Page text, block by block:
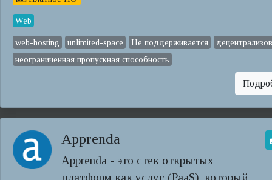
Web
web-hosting unlimited-space Не поддерживается
неограниченная пропускная способность
Apprenda
Apprenda - это стек открытых
платформ как услуг (PaaS), который